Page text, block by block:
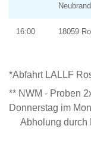
16:00 18059
*Abfahrt LALLF
** NWM - Proben
Donnerstag im
Abholung durch